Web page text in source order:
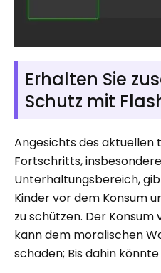
Erhalten Sie
Schutz mit
Angesichts des aktuellen
Fortschritts,
Unterhaltungsbereich,
Kinder vor dem Konsum
zu schützen. Der
kann dem moralischen
schaden; Bis dahin